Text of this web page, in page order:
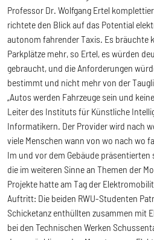
Professor Dr. Wolfgang Ertel
richtete den Blick auf das Potential
autonom fahrender Taxis. Es bräuchte
Parkplätze mehr, so Ertel, es würden
gebraucht, und die Anforderungen
bestimmt und nicht mehr von der
„Autos werden Fahrzeuge sein und
Leiter des Instituts für Künstliche
Informatikern. Der Provider wird nach
viele Menschen wann von wo nach wo
Im und vor dem Gebäude
die im weiteren Sinne an Themen der
Projekte hatte am Tag der
Auftritt: Die beiden RWU-Studenten
Schicketanz enthüllten zusammen mit
bei den Technischen Werken